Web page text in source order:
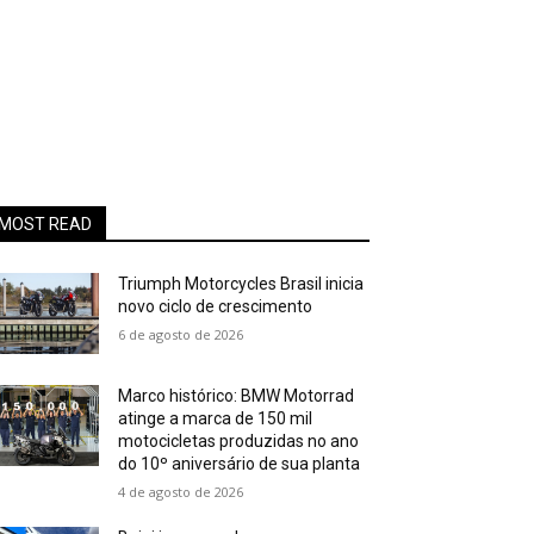
MOST READ
Triumph Motorcycles Brasil inicia
novo ciclo de crescimento
6 de agosto de 2026
Marco histórico: BMW Motorrad
atinge a marca de 150 mil
motocicletas produzidas no ano
do 10º aniversário de sua planta
4 de agosto de 2026